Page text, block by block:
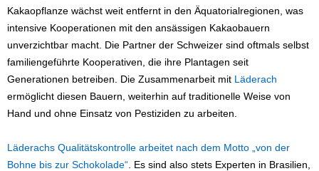
Kakaopflanze wächst weit entfernt in den Äquatorialregionen, was
intensive Kooperationen mit den ansässigen Kakaobauern
unverzichtbar macht. Die Partner der Schweizer sind oftmals selbst
familiengeführte Kooperativen, die ihre Plantagen seit
Generationen betreiben. Die Zusammenarbeit mit Läderach
ermöglicht diesen Bauern, weiterhin auf traditionelle Weise von
Hand und ohne Einsatz von Pestiziden zu arbeiten.
Läderachs Qualitätskontrolle arbeitet nach dem Motto „von der
Bohne bis zur Schokolade“ . Es sind also stets Experten in Brasilien,